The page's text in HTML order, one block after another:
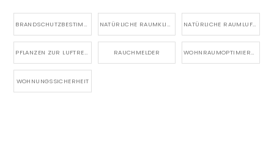
BRANDSCHUTZBESTIMMUNGEN NATÜRLICHE RAUMKLIMA-REGULIERUNG NATÜRLICHE RAUMLUFTVERBESSERUNG
PFLANZEN ZUR LUFTREINIGUNG RAUCHMELDER WOHNRAUMOPTIMIERUNG
WOHNUNGSSICHERHEIT